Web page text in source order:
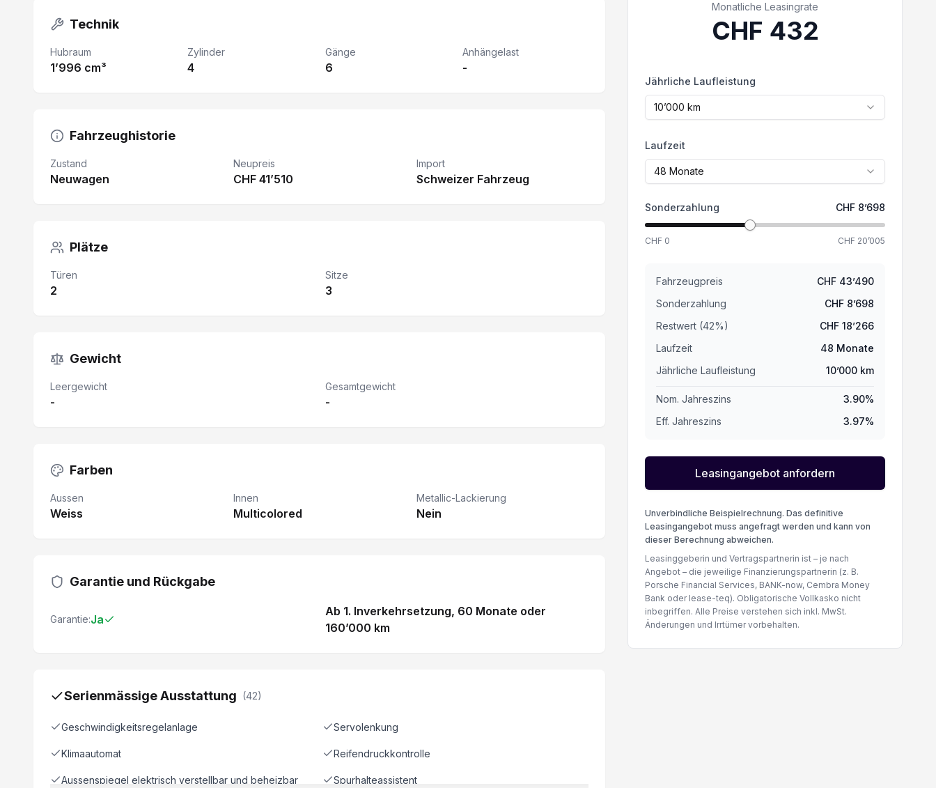
Technik
Hubraum
1’996 cm³
Zylinder
4
Gänge
6
Anhängelast
-
Fahrzeughistorie
Zustand
Neuwagen
Neupreis
CHF 41’510
Import
Schweizer Fahrzeug
Plätze
Türen
2
Sitze
3
Gewicht
Leergewicht
-
Gesamtgewicht
-
Farben
Aussen
Weiss
Innen
Multicolored
Metallic-Lackierung
Nein
Garantie und Rückgabe
Garantie:Ja
Ab 1. Inverkehrsetzung, 60 Monate oder
160’000 km
Serienmässige Ausstattung (42)
Geschwindigkeitsregelanlage Servolenkung
Klimaautomat Reifendruckkontrolle
Aussenspiegel elektrisch verstellbar und beheizbar Spurhalteassistent
Monatliche Leasingrate
CHF 432
Jährliche Laufleistung
10’000 km
Laufzeit
48 Monate
Sonderzahlung CHF 8’698
CHF 0 CHF 20’005
Fahrzeugpreis CHF 43’490
Sonderzahlung
CHF 8’698
Restwert (42%) CHF 18’266
Laufzeit
48 Monate
Jährliche Laufleistung
10’000km
Nom. Jahreszins 3.90%
Eff. Jahreszins
3.97%
Leasingangebot anfordern
Unverbindliche Beispielrechnung. Das definitive
Leasingangebot muss angefragt werden und kann von
dieser Berechnung abweichen.
Leasinggeberin und Vertragspartnerin ist – je nach
Angebot – die jeweilige Finanzierungspartnerin (z. B.
Porsche Financial Services, BANK-now, Cembra Money
Bank oder lease-teq). Obligatorische Vollkasko nicht
inbegriffen. Alle Preise verstehen sich inkl. MwSt.
Änderungen und Irrtümer vorbehalten.